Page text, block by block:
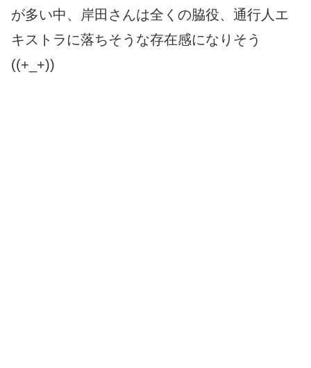
が多い中、岸田さんは全くの脇役、通行人エ
キストラに落ちそうな存在感になりそう
((+_+))